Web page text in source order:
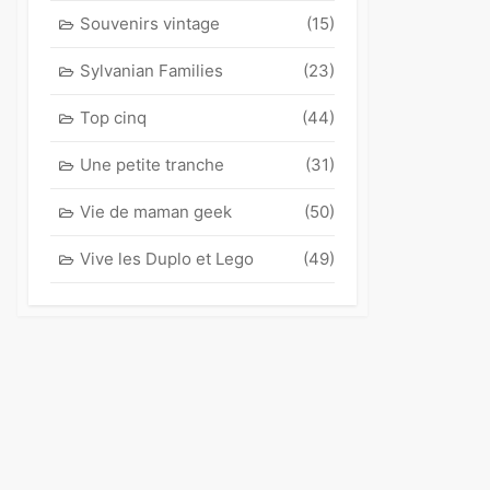
Souvenirs vintage (15)
Sylvanian Families (23)
Top cinq (44)
Une petite tranche (31)
Vie de maman geek (50)
Vive les Duplo et Lego (49)